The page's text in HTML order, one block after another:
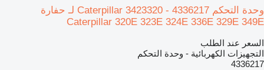
وحدة التحكم Caterpillar 3423320 - 4336217 لـ حفارة
Caterpillar 320E 323E 324E 336E 329E 349E
السعر عند الطلب
التجهيزات الكهربائية - وحدة التحكم
4336217